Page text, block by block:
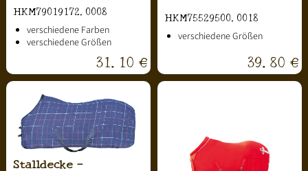
HKM79019172.0008
verschiedene Farben
verschiedene Größen
31.10 €
HKM75529500.0018
verschiedene Größen
39.80 €
Stalldecke -